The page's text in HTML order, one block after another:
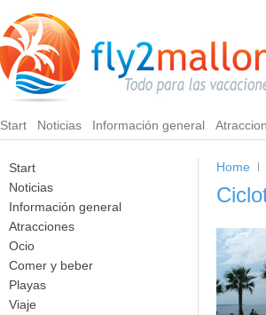
Start Noticias Información general
Home
Start
Noticias
Información general
Atracciones
Ocio
Comer y beber
Playas
Viaje